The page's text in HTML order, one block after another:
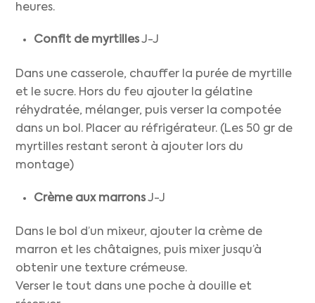
heures.
Confit de myrtillesJ-J
Dans une casserole, chauffer la purée de myrtille
et le sucre. Hors du feu ajouter la gélatine
réhydratée, mélanger, puis verser la compotée
dans un bol. Placer au réfrigérateur. (Les 50 gr de
myrtilles restant seront à ajouter lors du
montage)
Crème aux marronsJ-J
Dans le bol d’un mixeur, ajouter la crème de
marron et les châtaignes, puis mixer jusqu’à
obtenir une texture crémeuse.
Verser le tout dans une poche à douille et